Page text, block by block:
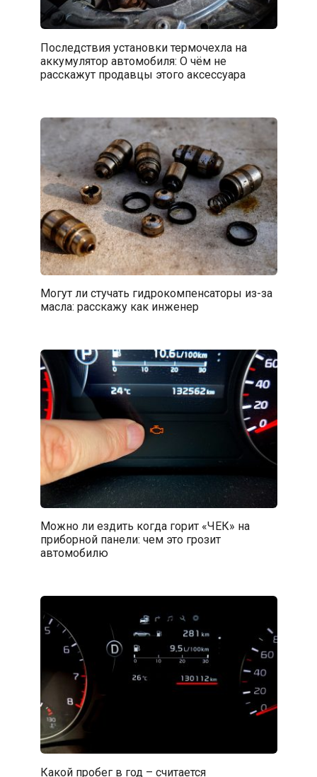
Последствия установки термочехла на
аккумулятор автомобиля: О чём не
расскажут продавцы этого аксессуара
Могут ли стучать гидрокомпенсаторы из-за
масла: расскажу как инженер
Можно ли ездить когда горит «ЧЕК» на
приборной панели: чем это грозит
автомобилю
Какой пробег в год – считается